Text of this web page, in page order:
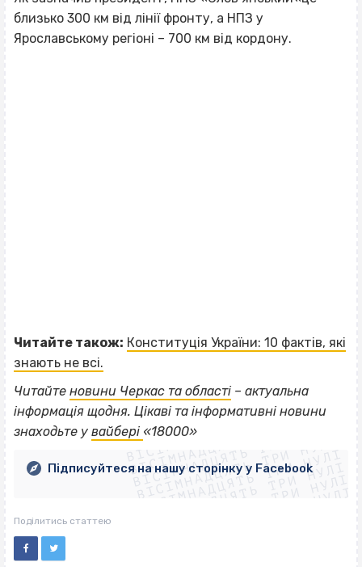
близько 300 км від лінії фронту, а НПЗ у
Ярославському регіоні – 700 км від кордону.
Читайте також: Конституція України: 10 фактів, які
знають не всі.
Читайте новини Черкас та області – актуальна
інформація щодня. Цікаві та інформативні новини
знаходьте у вайбері «18000»
ВІСІМНАДЦЯТЬ ТРИ НУЛІ
ВІСІМНАДЦЯТЬ ТРИ НУЛІ
ВІСІМНАДЦЯТЬ ТРИ НУЛІ
ВІСІМНАДЦЯТЬ ТРИ НУЛІ
ВІСІМНАДЦЯТЬ ТРИ НУЛІ
ВІСІМНАДЦЯТЬ ТРИ НУЛІ
ВІСІМНАДЦЯТЬ ТРИ НУЛІ
ВІСІМНАДЦЯТЬ ТРИ НУЛІ
Підписуйтеся на нашу сторінку у Facebook
Поділитись статтею